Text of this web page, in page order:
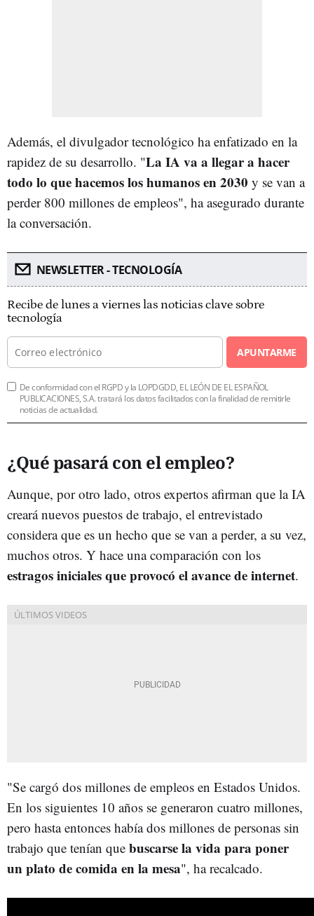
Además, el divulgador tecnológico ha enfatizado en la
rapidez de su desarrollo. "La IA va a llegar a hacer
todo lo que hacemos los humanos en 2030 y se van a
perder 800 millones de empleos", ha asegurado durante
la conversación.
NEWSLETTER - TECNOLOGÍA
Recibe de lunes a viernes las noticias clave sobre
tecnología
APUNTARME
De conformidad con el RGPD y la LOPDGDD, EL LEÓN DE EL ESPAÑOL
PUBLICACIONES, S.A. tratará los datos facilitados con la finalidad de remitirle
noticias de actualidad.
¿Qué pasará con el empleo?
Aunque, por otro lado, otros expertos afirman que la IA
creará nuevos puestos de trabajo, el entrevistado
considera que es un hecho que se van a perder, a su vez,
muchos otros. Y hace una comparación con los
estragos iniciales que provocó el avance de internet.
"Se cargó dos millones de empleos en Estados Unidos.
En los siguientes 10 años se generaron cuatro millones,
pero hasta entonces había dos millones de personas sin
trabajo que tenían que buscarse la vida para poner
un plato de comida en la mesa", ha recalcado.